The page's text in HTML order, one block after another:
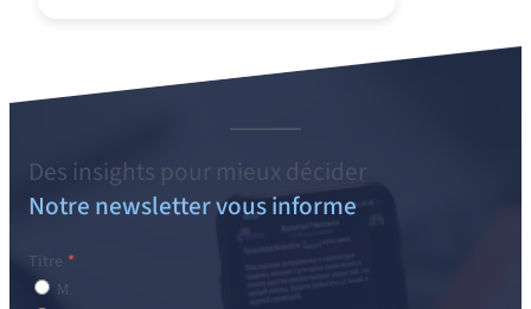
Des insights pour mieux décider
Notre newsletter vous informe
Titre
M.